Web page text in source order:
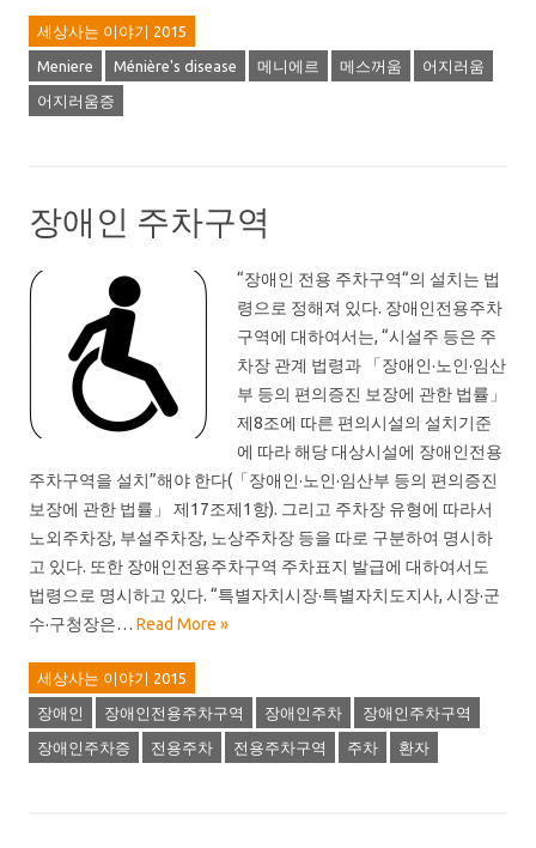
세상사는 이야기 2015
Meniere Ménière's disease 메니에르 메스꺼움 어지러움
어지러움증
장애인 주차구역
“장애인 전용 주차구역“의 설치는 법
령으로 정해져 있다. 장애인전용주차
구역에 대하여서는, “시설주 등은 주
차장 관계 법령과 「장애인·노인·임산
부 등의 편의증진 보장에 관한 법률」
제8조에 따른 편의시설의 설치기준
에 따라 해당 대상시설에 장애인전용
주차구역을 설치”해야 한다(「장애인·노인·임산부 등의 편의증진
보장에 관한 법률」 제17조제1항). 그리고 주차장 유형에 따라서
노외주차장, 부설주차장, 노상주차장 등을 따로 구분하여 명시하
고 있다. 또한 장애인전용주차구역 주차표지 발급에 대하여서도
법령으로 명시하고 있다. “특별자치시장·특별자치도지사, 시장·군
수·구청장은… Read More »
세상사는 이야기 2015
장애인 장애인전용주차구역 장애인주차 장애인주차구역
장애인주차증 전용주차 전용주차구역 주차 환자